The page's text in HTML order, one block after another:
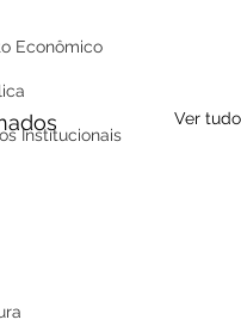
Econômico
Institucionais
Ver tudo